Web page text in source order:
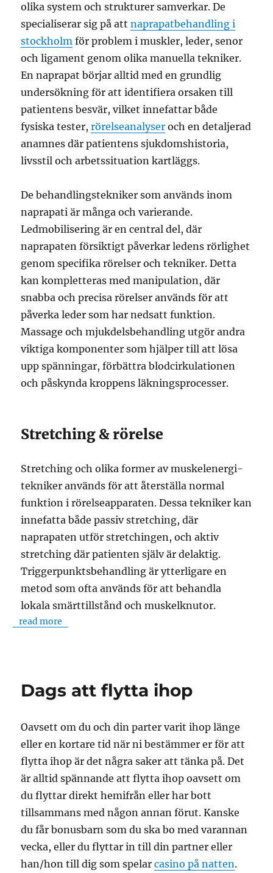
olika system och strukturer samverkar. De
specialiserar sig på attnaprapatbehandling i
stockholm för problem i muskler, leder, senor
och ligament genom olika manuella tekniker.
En naprapat börjar alltid med en grundlig
undersökning för att identifiera orsaken till
patientens besvär, vilket innefattar både
fysiska tester,rörelseanalyser och en detaljerad
anamnes där patientens sjukdomshistoria,
livsstil och arbetssituation kartläggs.
De behandlingstekniker som används inom
naprapati är många och varierande.
Ledmobilisering är en central del, där
naprapaten försiktigt påverkar ledens rörlighet
genom specifika rörelser och tekniker. Detta
kan kompletteras med manipulation, där
snabba och precisa rörelser används för att
påverka leder som har nedsatt funktion.
Massage och mjukdelsbehandling utgör andra
viktiga komponenter som hjälper till att lösa
upp spänningar, förbättra blodcirkulationen
och påskynda kroppens läkningsprocesser.
Stretching & rörelse
Stretching och olika former av muskelenergi-
tekniker används för att återställa normal
funktion i rörelseapparaten. Dessa tekniker kan
innefatta både passiv stretching, där
naprapaten utför stretchingen, och aktiv
stretching där patienten själv är delaktig.
Triggerpunktsbehandling är ytterligare en
metod som ofta används för att behandla
lokala smärttillstånd och muskelknutor.
read more
Dags att flytta ihop
Oavsett om du och din parter varit ihop länge
eller en kortare tid när ni bestämmer er för att
flytta ihop är det några saker att tänka på. Det
är alltid spännande att flytta ihop oavsett om
du flyttar direkt hemifrån eller har bott
tillsammans med någon annan förut. Kanske
du får bonusbarn som du ska bo med varannan
vecka, eller du flyttar in till din partner eller
han/hon till dig som spelarcasino på natten.